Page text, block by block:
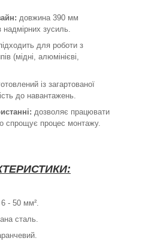
довжина 390 мм
зусиль.
для роботи з
(мідні, алюмінієві,
із загартованої
до навантажень.
дозволяє працювати
спрощує процес монтажу.
6 - 50 мм².
сталь.